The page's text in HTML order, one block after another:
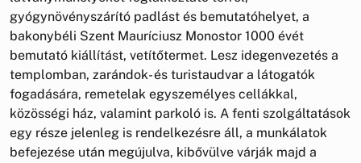
gyógynövényszárító padlást és bemutatóhelyet, a
bakonybéli Szent Mauríciusz Monostor 1000 évét
bemutató kiállítást, vetítőtermet. Lesz idegenvezetés a
templomban, zarándok- és turistaudvar a látogatók
fogadására, remetelak egyszemélyes cellákkal,
közösségi ház, valamint parkoló is. A fenti szolgáltatások
egy része jelenleg is rendelkezésre áll, a munkálatok
befejezése után megújulva, kibővülve várják majd a